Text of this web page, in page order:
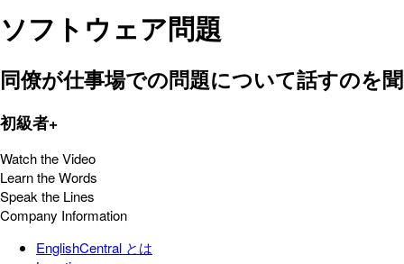
ソフトウェア問題
同僚が仕事場での問題について話すのを
初級者+
Watch the Video
Learn the Words
Speak the Lines
Company Information
EnglishCentral とは